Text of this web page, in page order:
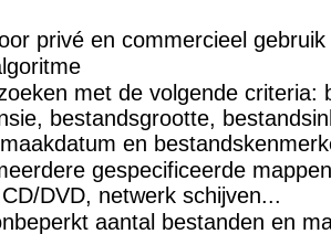
privé en commercieel gebruik
met de volgende criteria:
bestandsgrootte,
en
gespecificeerde
DVD, netwerk schijven...
aantal bestanden en